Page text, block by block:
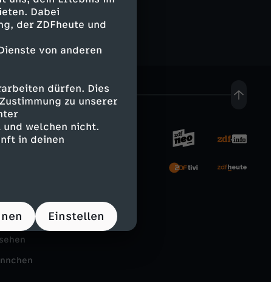
Dabei
der ZDFheute und
von anderen
dürfen. Dies
zu unserer
welchen nicht.
in deinen
Einstellen
s
l
e
t
z
e
n